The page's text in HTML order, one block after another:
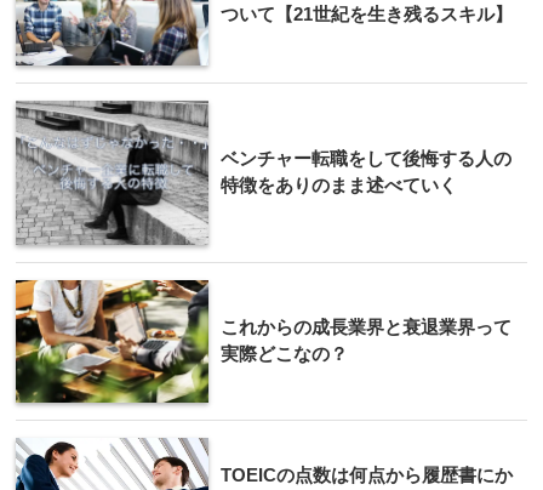
ついて【21世紀を生き残るスキル】
ベンチャー転職をして後悔する人の
特徴をありのまま述べていく
これからの成長業界と衰退業界って
実際どこなの？
TOEICの点数は何点から履歴書にか